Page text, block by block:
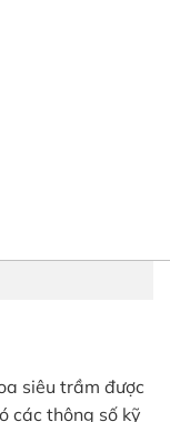
siêu trầm được
các thông số kỹ